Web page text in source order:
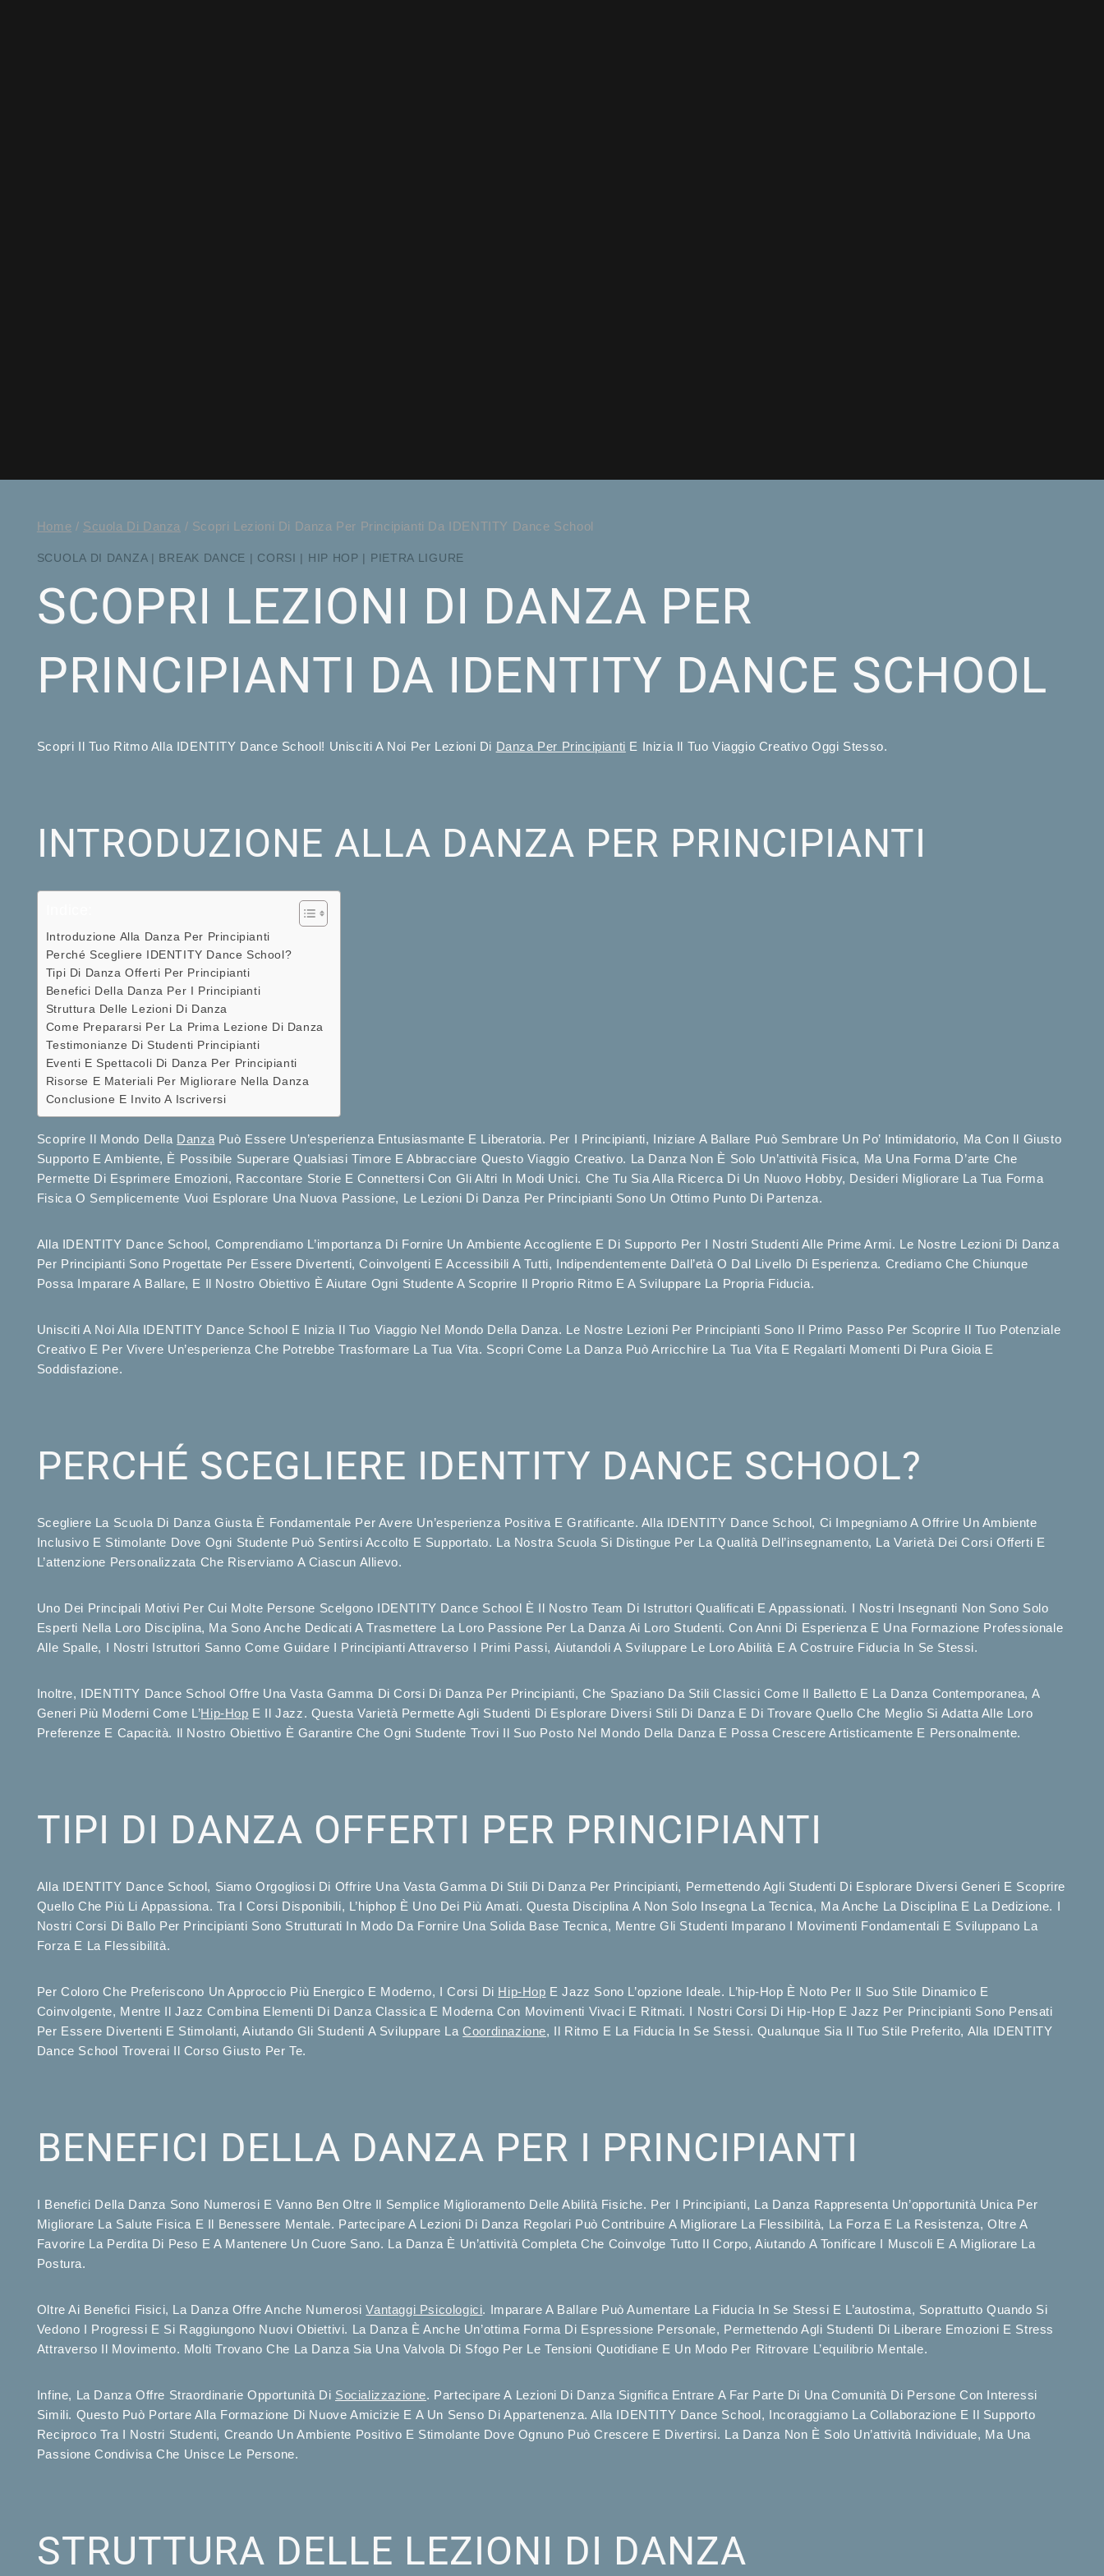
Home / Scuola Di Danza / Scopri Lezioni Di Danza Per Principianti Da IDENTITY Dance School
SCUOLA DI DANZA| BREAK DANCE | CORSI | HIP HOP | PIETRA LIGURE
SCOPRI LEZIONI DI DANZA PER
PRINCIPIANTI DA IDENTITY DANCE SCHOOL
Scopri Il Tuo Ritmo Alla IDENTITY Dance School! Unisciti A Noi Per Lezioni Di Danza Per Principianti E Inizia Il Tuo Viaggio Creativo Oggi Stesso.
INTRODUZIONE ALLA DANZA PER PRINCIPIANTI
Introduzione Alla Danza Per Principianti
Perché Scegliere IDENTITY Dance School?
Tipi Di Danza Offerti Per Principianti
Benefici Della Danza Per I Principianti
Struttura Delle Lezioni Di Danza
Come Prepararsi Per La Prima Lezione Di Danza
Testimonianze Di Studenti Principianti
Eventi E Spettacoli Di Danza Per Principianti
Risorse E Materiali Per Migliorare Nella Danza
Conclusione E Invito A Iscriversi
Scoprire Il Mondo Della Danza Può Essere Un’esperienza Entusiasmante E Liberatoria. Per I Principianti, Iniziare A Ballare Può Sembrare Un Po’ Intimidatorio, Ma Con Il Giusto
Supporto E Ambiente, È Possibile Superare Qualsiasi Timore E Abbracciare Questo Viaggio Creativo. La Danza Non È Solo Un’attività Fisica, Ma Una Forma D’arte Che
Permette Di Esprimere Emozioni, Raccontare Storie E Connettersi Con Gli Altri In Modi Unici. Che Tu Sia Alla Ricerca Di Un Nuovo Hobby, Desideri Migliorare La Tua Forma
Fisica O Semplicemente Vuoi Esplorare Una Nuova Passione, Le Lezioni Di Danza Per Principianti Sono Un Ottimo Punto Di Partenza.
Alla IDENTITY Dance School, Comprendiamo L’importanza Di Fornire Un Ambiente Accogliente E Di Supporto Per I Nostri Studenti Alle Prime Armi. Le Nostre Lezioni Di Danza
Per Principianti Sono Progettate Per Essere Divertenti, Coinvolgenti E Accessibili A Tutti, Indipendentemente Dall’età O Dal Livello Di Esperienza. Crediamo Che Chiunque
Possa Imparare A Ballare, E Il Nostro Obiettivo È Aiutare Ogni Studente A Scoprire Il Proprio Ritmo E A Sviluppare La Propria Fiducia.
Unisciti A Noi Alla IDENTITY Dance School E Inizia Il Tuo Viaggio Nel Mondo Della Danza. Le Nostre Lezioni Per Principianti Sono Il Primo Passo Per Scoprire Il Tuo Potenziale
Creativo E Per Vivere Un’esperienza Che Potrebbe Trasformare La Tua Vita. Scopri Come La Danza Può Arricchire La Tua Vita E Regalarti Momenti Di Pura Gioia E
Soddisfazione.
PERCHÉ SCEGLIERE IDENTITY DANCE SCHOOL?
Scegliere La Scuola Di Danza Giusta È Fondamentale Per Avere Un’esperienza Positiva E Gratificante. Alla IDENTITY Dance School, Ci Impegniamo A Offrire Un Ambiente
Inclusivo E Stimolante Dove Ogni Studente Può Sentirsi Accolto E Supportato. La Nostra Scuola Si Distingue Per La Qualità Dell’insegnamento, La Varietà Dei Corsi Offerti E
L’attenzione Personalizzata Che Riserviamo A Ciascun Allievo.
Uno Dei Principali Motivi Per Cui Molte Persone Scelgono IDENTITY Dance School È Il Nostro Team Di Istruttori Qualificati E Appassionati. I Nostri Insegnanti Non Sono Solo
Esperti Nella Loro Disciplina, Ma Sono Anche Dedicati A Trasmettere La Loro Passione Per La Danza Ai Loro Studenti. Con Anni Di Esperienza E Una Formazione Professionale
Alle Spalle, I Nostri Istruttori Sanno Come Guidare I Principianti Attraverso I Primi Passi, Aiutandoli A Sviluppare Le Loro Abilità E A Costruire Fiducia In Se Stessi.
Inoltre, IDENTITY Dance School Offre Una Vasta Gamma Di Corsi Di Danza Per Principianti, Che Spaziano Da Stili Classici Come Il Balletto E La Danza Contemporanea, A
Generi Più Moderni Come L’Hip-Hop E Il Jazz. Questa Varietà Permette Agli Studenti Di Esplorare Diversi Stili Di Danza E Di Trovare Quello Che Meglio Si Adatta Alle Loro
Preferenze E Capacità. Il Nostro Obiettivo È Garantire Che Ogni Studente Trovi Il Suo Posto Nel Mondo Della Danza E Possa Crescere Artisticamente E Personalmente.
TIPI DI DANZA OFFERTI PER PRINCIPIANTI
Alla IDENTITY Dance School, Siamo Orgogliosi Di Offrire Una Vasta Gamma Di Stili Di Danza Per Principianti, Permettendo Agli Studenti Di Esplorare Diversi Generi E Scoprire
Quello Che Più Li Appassiona. Tra I Corsi Disponibili, L’hiphop È Uno Dei Più Amati. Questa Disciplina A Non Solo Insegna La Tecnica, Ma Anche La Disciplina E La Dedizione. I
Nostri Corsi Di Ballo Per Principianti Sono Strutturati In Modo Da Fornire Una Solida Base Tecnica, Mentre Gli Studenti Imparano I Movimenti Fondamentali E Sviluppano La
Forza E La Flessibilità.
Per Coloro Che Preferiscono Un Approccio Più Energico E Moderno, I Corsi Di Hip-Hop E Jazz Sono L’opzione Ideale. L’hip-Hop È Noto Per Il Suo Stile Dinamico E
Coinvolgente, Mentre Il Jazz Combina Elementi Di Danza Classica E Moderna Con Movimenti Vivaci E Ritmati. I Nostri Corsi Di Hip-Hop E Jazz Per Principianti Sono Pensati
Per Essere Divertenti E Stimolanti, Aiutando Gli Studenti A Sviluppare LaCoordinazione, Il Ritmo E La Fiducia In Se Stessi. Qualunque Sia Il Tuo Stile Preferito, Alla IDENTITY
Dance School Troverai Il Corso Giusto Per Te.
BENEFICI DELLA DANZA PER I PRINCIPIANTI
I Benefici Della Danza Sono Numerosi E Vanno Ben Oltre Il Semplice Miglioramento Delle Abilità Fisiche. Per I Principianti, La Danza Rappresenta Un’opportunità Unica Per
Migliorare La Salute Fisica E Il Benessere Mentale. Partecipare A Lezioni Di Danza Regolari Può Contribuire A Migliorare La Flessibilità, La Forza E La Resistenza, Oltre A
Favorire La Perdita Di Peso E A Mantenere Un Cuore Sano. La Danza È Un’attività Completa Che Coinvolge Tutto Il Corpo, Aiutando A Tonificare I Muscoli E A Migliorare La
Postura.
Oltre Ai Benefici Fisici, La Danza Offre Anche NumerosiVantaggi Psicologici. Imparare A Ballare Può Aumentare La Fiducia In Se Stessi E L’autostima, Soprattutto Quando Si
Vedono I Progressi E Si Raggiungono Nuovi Obiettivi. La Danza È Anche Un’ottima Forma Di Espressione Personale, Permettendo Agli Studenti Di Liberare Emozioni E Stress
Attraverso Il Movimento. Molti Trovano Che La Danza Sia Una Valvola Di Sfogo Per Le Tensioni Quotidiane E Un Modo Per Ritrovare L’equilibrio Mentale.
Infine, La Danza Offre Straordinarie Opportunità Di Socializzazione. Partecipare A Lezioni Di Danza Significa Entrare A Far Parte Di Una Comunità Di Persone Con Interessi
Simili. Questo Può Portare Alla Formazione Di Nuove Amicizie E A Un Senso Di Appartenenza. Alla IDENTITY Dance School, Incoraggiamo La Collaborazione E Il Supporto
Reciproco Tra I Nostri Studenti, Creando Un Ambiente Positivo E Stimolante Dove Ognuno Può Crescere E Divertirsi. La Danza Non È Solo Un’attività Individuale, Ma Una
Passione Condivisa Che Unisce Le Persone.
STRUTTURA DELLE LEZIONI DI DANZA